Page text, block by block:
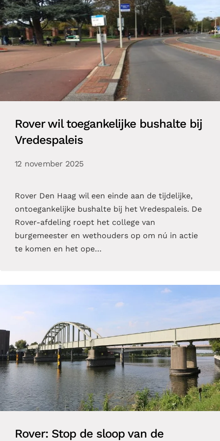
Rover wil toegankelijke bushalte bij
Vredespaleis
12 november 2025
Rover Den Haag wil een einde aan de tijdelijke,
ontoegankelijke bushalte bij het Vredespaleis. De
Rover-afdeling roept het college van
burgemeester en wethouders op om nú in actie
te komen en het ope…
Rover: Stop de sloop van de